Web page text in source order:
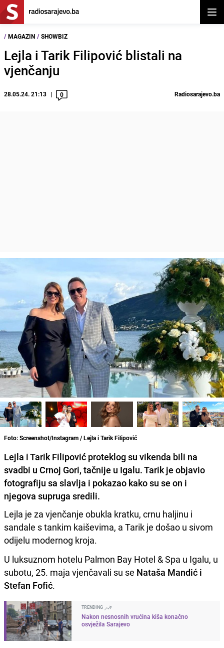
/ MAGAZIN / SHOWBIZ
Lejla i Tarik Filipović blistali na
vjenčanju
28.05.24. 21:13 0 Radiosarajevo.ba
Foto: Screenshot/Instagram / Lejla i Tarik Filipović
Lejla i Tarik Filipović proteklog su vikenda bili na
svadbi u Crnoj Gori, tačnije u Igalu. Tarik je objavio
fotografiju sa slavlja i pokazao kako su se on i
njegova supruga sredili.
Lejla je za vjenčanje obukla kratku, crnu haljinu i
sandale s tankim kaiševima, a Tarik je došao u sivom
odijelu modernog kroja.
U luksuznom hotelu Palmon Bay Hotel & Spa u Igalu, u
subotu, 25. maja vjenčavali su se Nataša Mandić i
Stefan Fofić.
TRENDING
Nakon nesnosnih vrućina kiša konačno
osvježila Sarajevo